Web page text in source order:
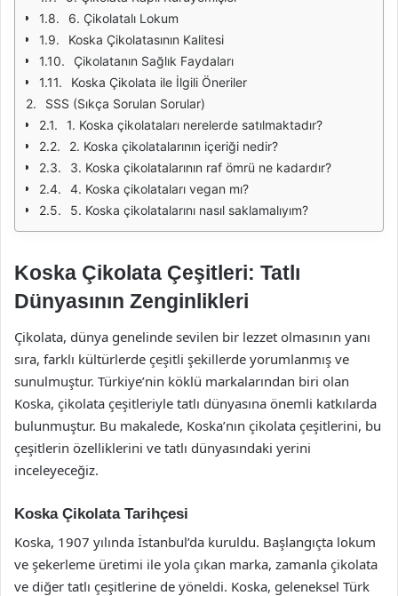
6. Çikolatalı Lokum
Koska Çikolatasının Kalitesi
Çikolatanın Sağlık Faydaları
Koska Çikolata ile İlgili Öneriler
SSS (Sıkça Sorulan Sorular)
1. Koska çikolataları nerelerde satılmaktadır?
2. Koska çikolatalarının içeriği nedir?
3. Koska çikolatalarının raf ömrü ne kadardır?
4. Koska çikolataları vegan mı?
5. Koska çikolatalarını nasıl saklamalıyım?
Koska Çikolata Çeşitleri: Tatlı
Dünyasının Zenginlikleri
Çikolata, dünya genelinde sevilen bir lezzet olmasının yanı
sıra, farklı kültürlerde çeşitli şekillerde yorumlanmış ve
sunulmuştur. Türkiye’nin köklü markalarından biri olan
Koska, çikolata çeşitleriyle tatlı dünyasına önemli katkılarda
bulunmuştur. Bu makalede, Koska’nın çikolata çeşitlerini, bu
çeşitlerin özelliklerini ve tatlı dünyasındaki yerini
inceleyeceğiz.
Koska Çikolata Tarihçesi
Koska, 1907 yılında İstanbul’da kuruldu. Başlangıçta lokum
ve şekerleme üretimi ile yola çıkan marka, zamanla çikolata
ve diğer tatlı çeşitlerine de yöneldi. Koska, geleneksel Türk